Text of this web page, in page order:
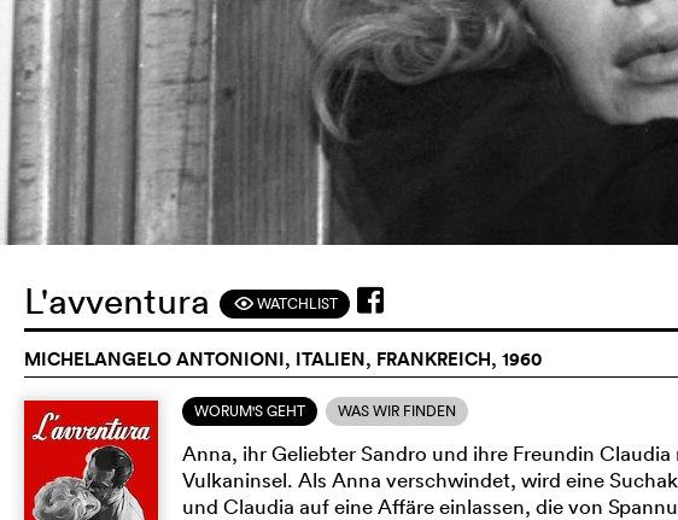
L'avventura FWATCHLIST
MICHELANGELO ANTONIONI, ITALIEN, FRANKREICH, 1960
WORUM'S GEHT WAS WIR FINDEN
Anna, ihr Geliebter Sandro und ihre Freundin
Vulkaninsel. Als Anna verschwindet, wird eine
und Claudia auf eine Affäre einlassen, die von